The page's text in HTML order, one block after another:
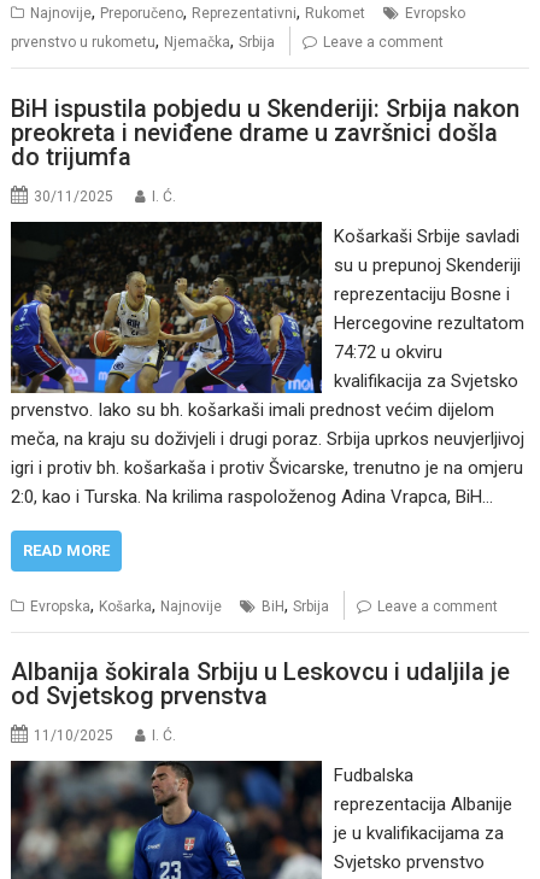
Najnovije, Preporučeno, Reprezentativni, Rukomet
Evropsko
prvenstvo u rukometu, Njemačka,Srbija Leave a comment
BiH ispustila pobjedu u Skenderiji: Srbija nakon
preokreta i neviđene drame u završnici došla
do trijumfa
30/11/2025 I. Ć.
Košarkaši Srbije savladi
su u prepunoj Skenderiji
reprezentaciju Bosne i
Hercegovine rezultatom
74:72 u okviru
kvalifikacija za Svjetsko
prvenstvo. Iako su bh. košarkaši imali prednost većim dijelom
meča, na kraju su doživjeli i drugi poraz. Srbija uprkos neuvjerljivoj
igri i protiv bh. košarkaša i protiv Švicarske, trenutno je na omjeru
2:0, kao i Turska. Na krilima raspoloženog Adina Vrapca, BiH…
READ MORE
Evropska, Košarka, Najnovije BiH,Srbija Leave a comment
Albanija šokirala Srbiju u Leskovcu i udaljila je
od Svjetskog prvenstva
11/10/2025 I. Ć.
Fudbalska
reprezentacija Albanije
je u kvalifikacijama za
Svjetsko prvenstvo